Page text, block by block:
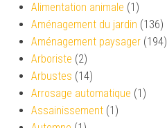
Alimentation animale (1)
Aménagement du jardin (136)
Aménagement paysager (194)
Arboriste (2)
Arbustes (14)
Arrosage automatique (1)
Assainissement (1)